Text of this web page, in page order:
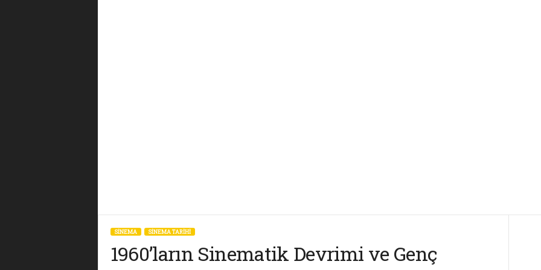
SİNEMA SINEMA TARIHI
1960’ların Sinematik Devrimi ve Genç